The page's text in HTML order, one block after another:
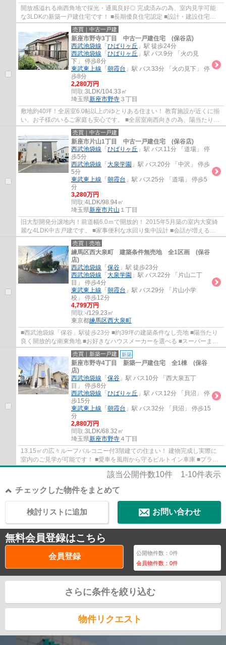
開放感溢れる南西角地で採光・通風良好◎ 完成済みの為、室内見学可能
な3LDKの新築一戸建住宅です！ ■長期優良住宅認定 ■設計・建設住宅性
能評価付 ■2台駐車可(車種により異なります) ...
売買｜中古一戸建
新座市野寺3丁目 中古一戸建住宅 (保谷店)
西武池袋線 「 ひばりヶ丘 」駅 徒歩24分
西武池袋線 「 ひばりヶ丘 」駅 バス9分 「火の見
下」 停歩8分
東武東上線 「 朝霞台 」駅 バス33分 「火の見下」 停
歩8分
2,280万円
間取:3LDK/104.33㎡
埼玉県新座市野寺 ３丁目
敷地約40坪！全居室6.0帖以上のゆとりある住まい！ 教育施設が近くに揃
い、お子様のいるご家庭も安心です。 ■全居室南西向きの為、陽当たり良
好 ■開放感のある玄関吹抜け ■幅広い世代...
売買｜中古一戸建
新座市片山1丁目 中古一戸建住宅 (保谷店)
西武池袋線 「 ひばりヶ丘 」駅 バス11分 「道場」 停
歩5分
西武池袋線 「 大泉学園 」駅 バス20分 「中沢」 停歩
5分
東武東上線 「 朝霞台 」駅 バス25分 「道場」 停歩5
分
3,280万円
間取:4LDK/98.94㎡
埼玉県新座市片山 １丁目
旧大型開発分譲地内！前道幅6.0ｍで開放的！ 2015年5月築の室内大変綺
麗な4LDK中古戸建です。 ■家事便利な水回り集中設計 ■会話が増えるリ
ビングイン階段 ■ウォークインクローゼット ...
売買｜売地
練馬区西大泉町 建築条件無売地 全1区画 (保谷
店)
西武池袋線 「 保谷 」駅 徒歩23分
西武池袋線 「 大泉学園 」駅 バス22分 「片山二丁
目」 停歩4分
東武東上線 「 朝霞台 」駅 バス29分 「片山小学
校」 停歩12分
4,799万円
間取:-/129.23㎡
東京都練馬区西大泉町
■西武池袋線「保谷」駅徒歩23分 ■約39坪の建築条件なし売地 ■陽当たり
良く開放的な南東角地 ■お好きなハウスメーカーを選べる ■スーパーまで
徒歩3分 ■公園が多く緑豊かな住宅地
売買｜新築一戸建 新築
新座市野寺4丁目 新築一戸建住宅 全1棟 (保谷
店)
西武池袋線 「 保谷 」駅 バス10分 「西大泉五丁
目」 停歩8分
西武池袋線 「 ひばりヶ丘 」駅 バス12分 「貝沼」 停
歩15分
東武東上線 「 朝霞台 」駅 バス32分 「貝沼」 停歩15
分
2,880万円
間取:3LDK/68.32㎡
埼玉県新座市野寺 ４丁目
13.15㎡の広々ルーフバルコニー付3階建ての住まい！ 建物完成し実際に
室内のご見学が可能です！ ■愛車を風雨から守るビルトイン車庫 ■プライ
バシー重視の2階リビング ■ウォークインク...
該当公開件数10件 1-10件表示
チェックした物件をまとめて
お問い合わせ
検討リストに追加
無料会員登録はこちら
会員登録 公開物件数：0件
会員物件数：0件
さらに条件を絞り込む
物件リクエスト